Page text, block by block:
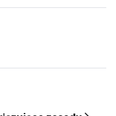
wycieczek
Chinggis
najpiękniejsze i
góry Ałtaj; dom
stolica Wielkiego
życia